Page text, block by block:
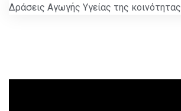
Δράσεις Αγωγής Υγείας της κοινότητας